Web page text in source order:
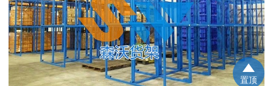
置顶